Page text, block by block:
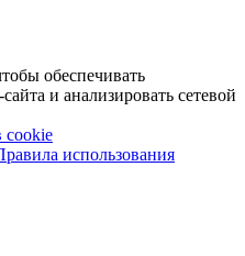
обеспечивать
и анализировать сетевой
cookie
использования